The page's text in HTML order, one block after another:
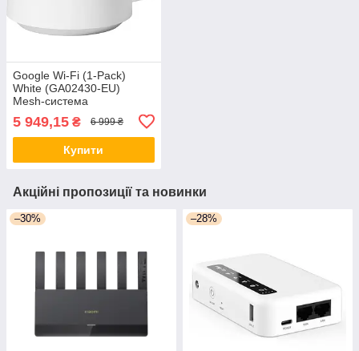
Google Wi-Fi (1-Pack)
White (GA02430-EU)
Mesh-система
5 949,15 ₴ 6 999 ₴
Купити
Акційні пропозиції та новинки
–30% –28%